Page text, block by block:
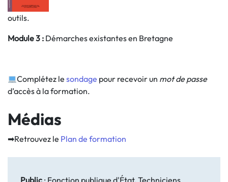
outils.
Module 3 : Démarches existantes en Bretagne
Complétez lesondage pour recevoir un mot de passe
d’accès à la formation.
Médias
➡Retrouvez le Plan de formation